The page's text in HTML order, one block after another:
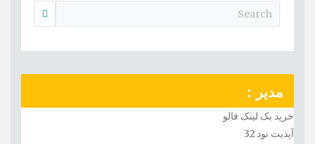
مدیر :
خرید بک لینک فالو
آپدیت نود 32